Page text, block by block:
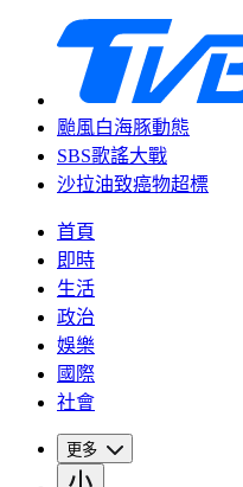
颱風白海豚動態
SBS歌謠大戰
沙拉油致癌物超標
首頁
即時
生活
政治
娛樂
國際
社會
更多